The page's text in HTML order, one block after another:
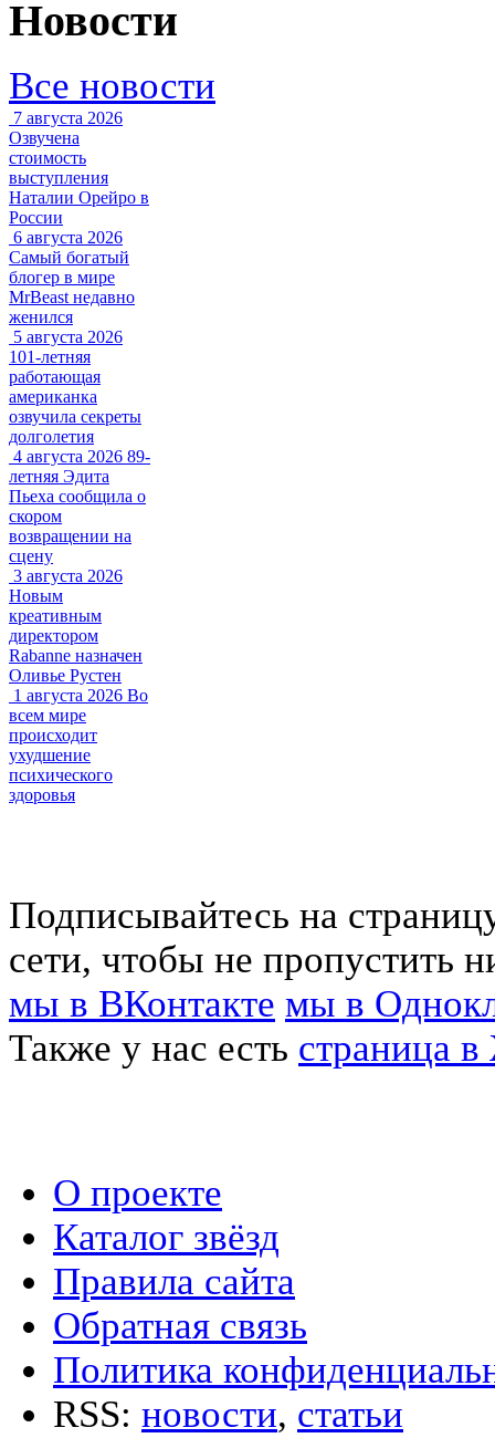
Новости
Все новости
7 августа 2026
Озвучена
стоимость
выступления
Наталии Орейро в
России
6 августа 2026
Самый богатый
блогер в мире
MrBeast недавно
женился
5 августа 2026
101-летняя
работающая
американка
озвучила секреты
долголетия
4 августа 2026 89-
летняя Эдита
Пьеха сообщила о
скором
возвращении на
сцену
3 августа 2026
Новым
креативным
директором
Rabanne назначен
Оливье Рустен
1 августа 2026 Во
всем мире
происходит
ухудшение
психического
здоровья
Подписывайтесь на
сети, чтобы не пропустить
мы в ВКонтакте мы в
Также у нас есть страница
О проекте
Каталог звёзд
Правила сайта
Обратная связь
Политика
RSS: новости, статьи